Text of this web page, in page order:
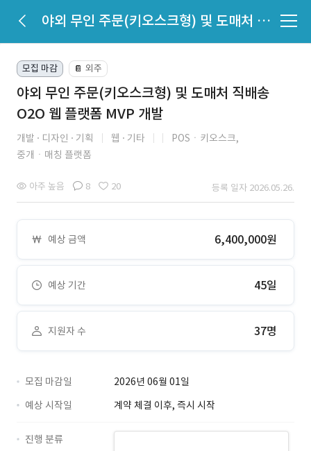
야외 무인 주문(키오스크형) 및 도매처 직배송 O2O 웹 플랫폼 MVP 개발
모집 마감 📔 외주
야외 무인 주문(키오스크형) 및 도매처 직배송
O2O 웹 플랫폼 MVP 개발
개발 디자인 기획 웹 기타
POSㆍ키오스크,
중개ㆍ매칭 플랫폼
아주 높음 8 20 등록 일자 2026.05.26.
예상 금액 6,400,000원
예상 기간 45일
지원자 수 37명
모집 마감일
2026년 06월 01일
예상 시작일
계약 체결 이후, 즉시 시작
진행 분류